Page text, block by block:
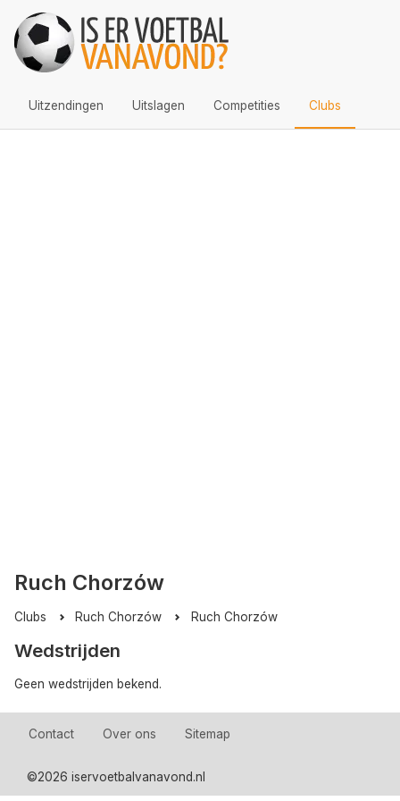
Uitzendingen Uitslagen Competities Clubs
Ruch Chorzów
Clubs Ruch Chorzów Ruch Chorzów
Wedstrijden
Geen wedstrijden bekend.
Contact Over ons Sitemap
©2026 iservoetbalvanavond.nl